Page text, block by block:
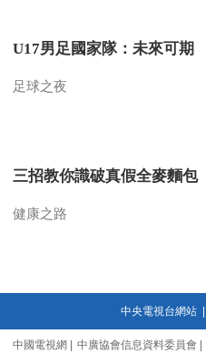
U17男足國家隊：未來可期
足球之夜
三招教你識破真假全麥麵包
健康之路
中央電視台網站|
中國電視網 中廣協會信息資料委員會